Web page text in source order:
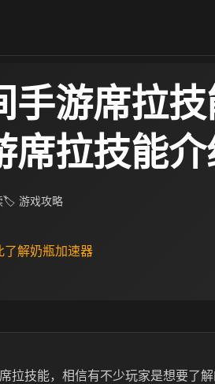
手游席拉
席拉技能
🏷 游戏攻略
解奶瓶加速器
拉技能，相信有不少玩家是想要了